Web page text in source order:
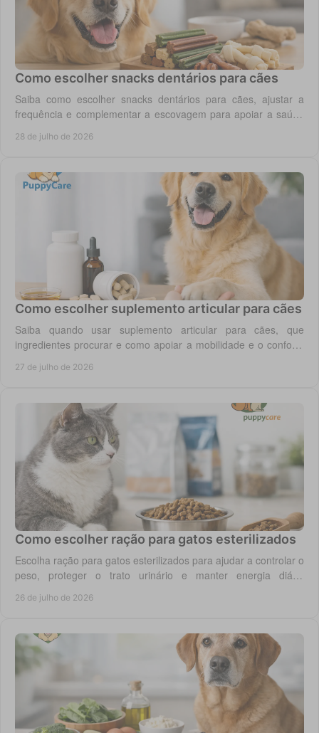
Como escolher snacks dentários para cães
Saiba como escolher snacks dentários para cães, ajustar a
frequência e complementar a escovagem para apoiar a saúde
28 de julho de 2026
Como escolher suplemento articular para cães
Saiba quando usar suplemento articular para cães, que
ingredientes procurar e como apoiar a mobilidade e o conforto
27 de julho de 2026
Como escolher ração para gatos esterilizados
Escolha ração para gatos esterilizados para ajudar a controlar o
peso, proteger o trato urinário e manter energia diária
26 de julho de 2026